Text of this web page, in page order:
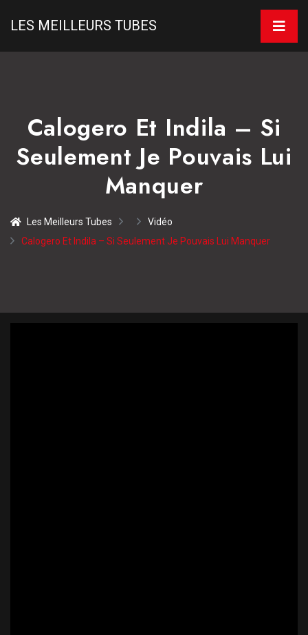
LES MEILLEURS TUBES
Calogero Et Indila – Si
Seulement Je Pouvais Lui
Manquer
Les Meilleurs Tubes
Vidéo
Calogero Et Indila – Si Seulement Je Pouvais Lui Manquer